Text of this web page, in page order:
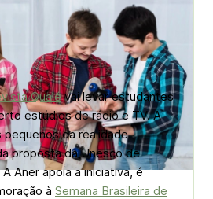
Qualévai levar estudantes
estúdios de rádio e TV. A
pequenos da realidade
proposta da Unesco de
Aner apoia a iniciativa, é
à Semana Brasileira de